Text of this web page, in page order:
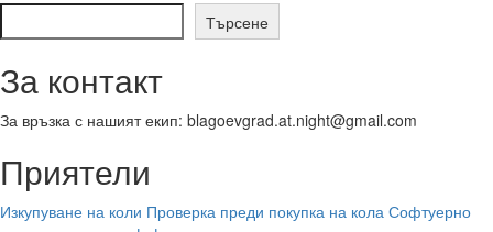
Търсене
За контакт
За връзка с нашият екип: blagoevgrad.at.night@gmail.com
Приятели
Изкупуване на коли Проверка преди покупка на кола Софтуерно